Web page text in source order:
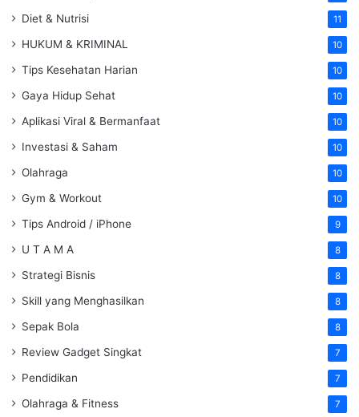
Diet & Nutrisi 11
HUKUM & KRIMINAL 10
Tips Kesehatan Harian 10
Gaya Hidup Sehat 10
Aplikasi Viral & Bermanfaat 10
Investasi & Saham 10
Olahraga 10
Gym & Workout 10
Tips Android / iPhone 9
U T A M A 8
Strategi Bisnis 8
Skill yang Menghasilkan 8
Sepak Bola 8
Review Gadget Singkat 7
Pendidikan 7
Olahraga & Fitness 7